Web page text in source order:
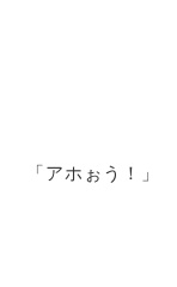
「アホぉう！」